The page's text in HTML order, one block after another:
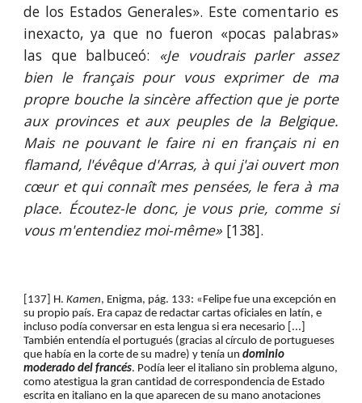
de los Estados Generales». Este comentario es
inexacto, ya que no fueron «pocas palabras»
las que balbuceó: «Je voudrais parler assez
bien le français pour vous exprimer de ma
propre bouche la sincère affection que je porte
aux provinces et aux peuples de la Belgique.
Mais ne pouvant le faire ni en français ni en
flamand, l'évêque d'Arras, à qui j'ai ouvert mon
cœur et qui connaît mes pensées, le fera à ma
place. Écoutez-le donc, je vous prie, comme si
vous m'entendiez moi-même» [138].
[137] H. Kamen, Enigma, pág. 133: «Felipe fue una excepción en
su propio país. Era capaz de redactar cartas oficiales en latín, e
incluso podía conversar en esta lengua si era necesario [...]
También entendía el portugués (gracias al círculo de portugueses
que había en la corte de su madre) y tenía un dominio
moderado del francés. Podía leer el italiano sin problema alguno,
como atestigua la gran cantidad de correspondencia de Estado
escrita en italiano en la que aparecen de su mano anotaciones